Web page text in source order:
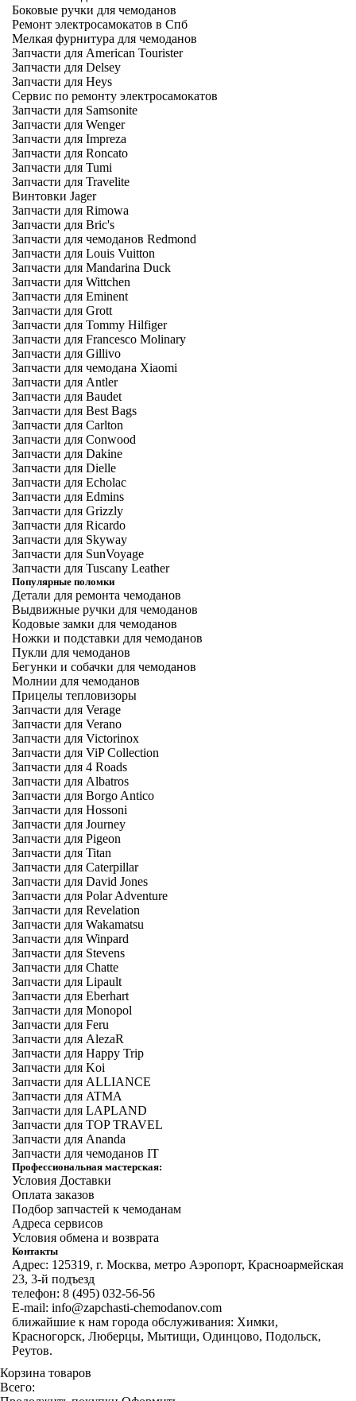
Боковые ручки для чемоданов
Ремонт электросамокатов в Спб
Мелкая фурнитура для чемоданов
Запчасти для American Tourister
Запчасти для Delsey
Запчасти для Heys
Сервис по ремонту электросамокатов
Запчасти для Samsonite
Запчасти для Wenger
Запчасти для Impreza
Запчасти для Roncato
Запчасти для Tumi
Запчасти для Travelite
Винтовки Jager
Запчасти для Rimowa
Запчасти для Bric's
Запчасти для чемоданов Redmond
Запчасти для Louis Vuitton
Запчасти для Mandarina Duck
Запчасти для Wittchen
Запчасти для Eminent
Запчасти для Grott
Запчасти для Tommy Hilfiger
Запчасти для Francesco Molinary
Запчасти для Gillivo
Запчасти для чемодана Xiaomi
Запчасти для Antler
Запчасти для Baudet
Запчасти для Best Bags
Запчасти для Carlton
Запчасти для Conwood
Запчасти для Dakine
Запчасти для Dielle
Запчасти для Echolac
Запчасти для Edmins
Запчасти для Grizzly
Запчасти для Ricardo
Запчасти для Skyway
Запчасти для SunVoyage
Запчасти для Tuscany Leather
Популярные поломки
Детали для ремонта чемоданов
Выдвижные ручки для чемоданов
Кодовые замки для чемоданов
Ножки и подставки для чемоданов
Пукли для чемоданов
Бегунки и собачки для чемоданов
Молнии для чемоданов
Прицелы тепловизоры
Запчасти для Verage
Запчасти для Verano
Запчасти для Victorinox
Запчасти для ViP Collection
Запчасти для 4 Roads
Запчасти для Albatros
Запчасти для Borgo Antico
Запчасти для Hossoni
Запчасти для Journey
Запчасти для Pigeon
Запчасти для Titan
Запчасти для Caterpillar
Запчасти для David Jones
Запчасти для Polar Adventure
Запчасти для Revelation
Запчасти для Wakamatsu
Запчасти для Winpard
Запчасти для Stevens
Запчасти для Chatte
Запчасти для Lipault
Запчасти для Eberhart
Запчасти для Monopol
Запчасти для Feru
Запчасти для AlezaR
Запчасти для Happy Trip
Запчасти для Koi
Запчасти для ALLIANCE
Запчасти для ATMA
Запчасти для LAPLAND
Запчасти для TOP TRAVEL
Запчасти для Ananda
Запчасти для чемоданов IT
Профессиональная мастерская:
Условия Доставки
Оплата заказов
Подбор запчастей к чемоданам
Адреса сервисов
Условия обмена и возврата
Контакты
Адрес: 125319, г. Москва, метро Аэропорт, Красноармейская
23, 3-й подъезд
телефон: 8 (495) 032-56-56
E-mail: info@zapchasti-chemodanov.com
ближайшие к нам города обслуживания: Химки,
Красногорск, Люберцы, Мытищи, Одинцово, Подольск,
Реутов.
Корзина товаров
Всего: